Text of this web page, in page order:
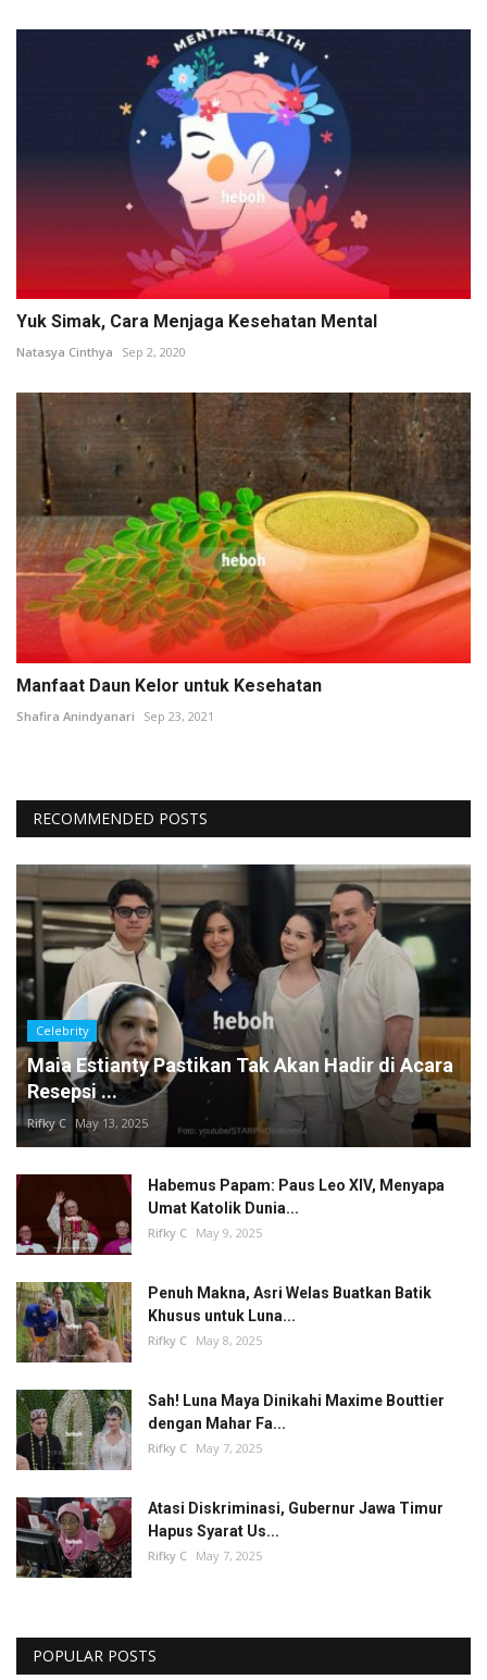
Yuk Simak, Cara Menjaga Kesehatan Mental
Natasya Cinthya Sep 2, 2020
Manfaat Daun Kelor untuk Kesehatan
Shafira Anindyanari Sep 23, 2021
RECOMMENDED POSTS
Celebrity
Maia Estianty Pastikan Tak Akan Hadir di Acara
Resepsi ...
Rifky C May 13, 2025
Habemus Papam: Paus Leo XIV, Menyapa
Umat Katolik Dunia...
Rifky C May 9, 2025
Penuh Makna, Asri Welas Buatkan Batik
Khusus untuk Luna...
Rifky C May 8, 2025
Sah! Luna Maya Dinikahi Maxime Bouttier
dengan Mahar Fa...
Rifky C May 7, 2025
Atasi Diskriminasi, Gubernur Jawa Timur
Hapus Syarat Us...
Rifky C May 7, 2025
POPULAR POSTS